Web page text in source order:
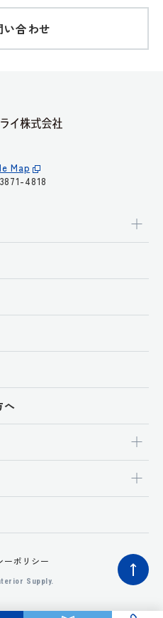
い合わせ
Map
4818
へ
ーポリシー
Supply.